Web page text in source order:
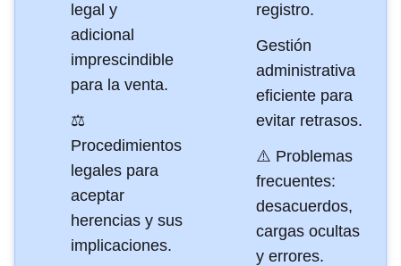
legal y
adicional
imprescindible
para la venta.
⚖️
Procedimientos
legales para
aceptar
herencias y sus
implicaciones.
registro.
Gestión
administrativa
eficiente para
evitar retrasos.
⚠️ Problemas
frecuentes:
desacuerdos,
cargas ocultas
y errores.